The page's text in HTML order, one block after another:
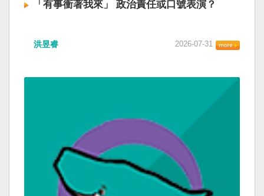
「有事衝著我來」 政治責任或口號表演？
洪昱睿 2026-07-31